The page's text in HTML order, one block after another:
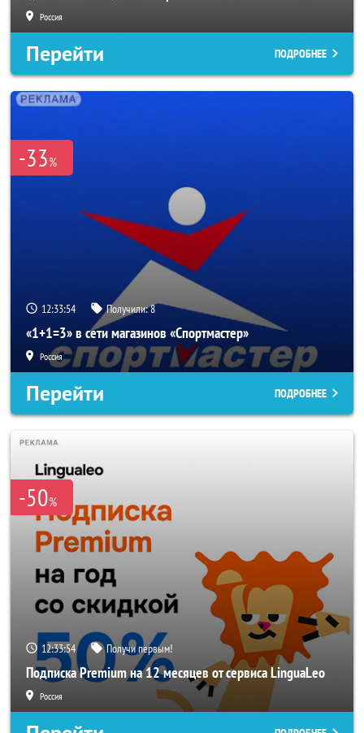
Россия
Перейти ПОДРОБНЕЕ
-33%
12:33:52 Получили:8
«1+1=3» в сети магазинов «Спортмастер»
Россия
Перейти ПОДРОБНЕЕ
-50%
12:33:52 Получи первым!
Подписка Premium на 12 месяцев от сервиса LinguaLeo
Россия